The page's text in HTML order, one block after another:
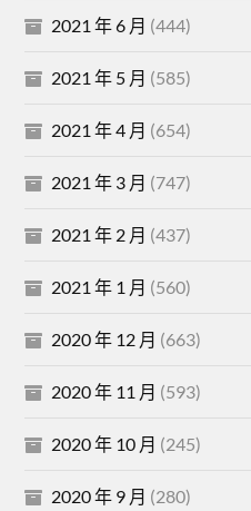
2021 年 6 月 (444)
2021 年 5 月 (585)
2021 年 4 月 (654)
2021 年 3 月 (747)
2021 年 2 月 (437)
2021 年 1 月 (560)
2020 年 12 月 (663)
2020 年 11 月 (593)
2020 年 10 月 (245)
2020 年 9 月 (280)